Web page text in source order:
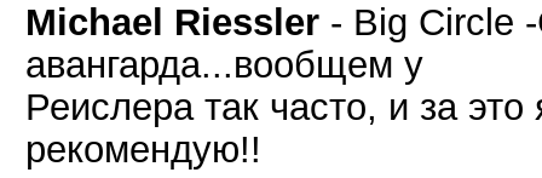
Michael Riessler - Big Circle
авангарда...вообщем у
Реислера так часто, и за
рекомендую!!